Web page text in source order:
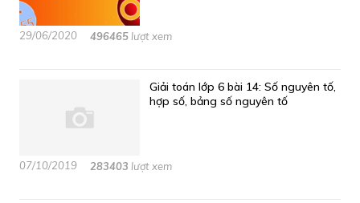
29/06/2020 496465 lượt xem
Giải toán lớp 6 bài 14: Số nguyên tố,
hợp số, bảng số nguyên tố
07/10/2019 283403 lượt xem